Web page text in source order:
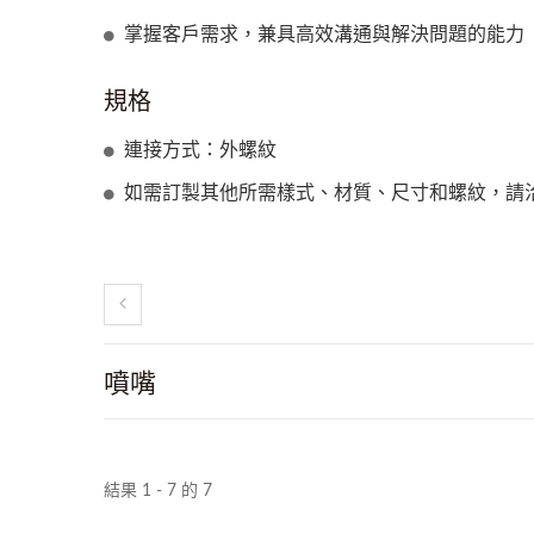
掌握客戶需求，兼具高效溝通與解決問題的能力
規格
連接方式：外螺紋
如需訂製其他所需樣式、材質、尺寸和螺紋，請
噴嘴
結果 1 - 7 的 7